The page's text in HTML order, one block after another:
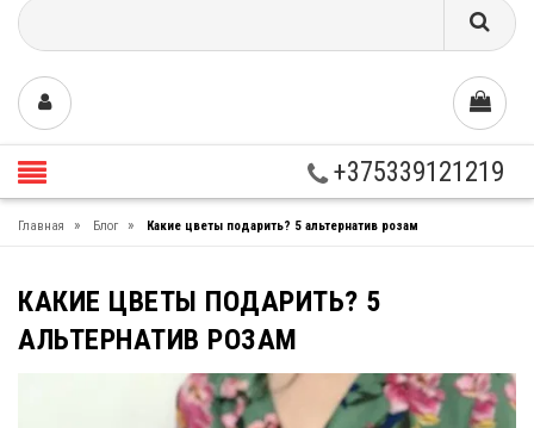
+375339121219
Главная » Блог » Какие цветы подарить? 5 альтернатив розам
КАКИЕ ЦВЕТЫ ПОДАРИТЬ? 5
АЛЬТЕРНАТИВ РОЗАМ